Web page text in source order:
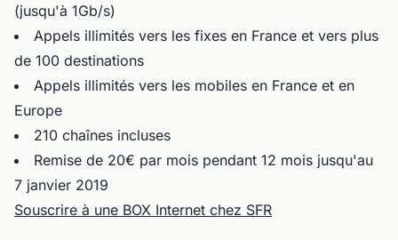
(jusqu'à 1Gb/s)
Appels illimités vers les fixes en France et vers plus
de 100 destinations
Appels illimités vers les mobiles en France et en
Europe
210 chaînes incluses
Remise de 20€ par mois pendant 12 mois jusqu'au
7 janvier 2019
Souscrire à une BOX Internet chez SFR